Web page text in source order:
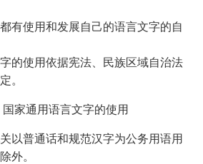
有使用和发展自己的语言文字的自
使用依据宪法、民族区域自治法
。
家通用语言文字的使用
以普通话和规范汉字为公务用语用
外。